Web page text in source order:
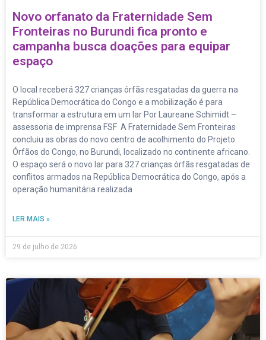
Novo orfanato da Fraternidade Sem
Fronteiras no Burundi fica pronto e
campanha busca doações para equipar
espaço
O local receberá 327 crianças órfãs resgatadas da guerra na
República Democrática do Congo e a mobilização é para
transformar a estrutura em um lar Por Laureane Schimidt –
assessoria de imprensa FSF A Fraternidade Sem Fronteiras
concluiu as obras do novo centro de acolhimento do Projeto
Órfãos do Congo, no Burundi, localizado no continente africano.
O espaço será o novo lar para 327 crianças órfãs resgatadas de
conflitos armados na República Democrática do Congo, após a
operação humanitária realizada
LER MAIS »
29 de julho de 2026